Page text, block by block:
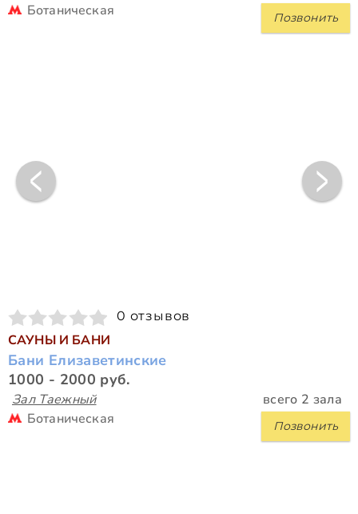
Позвонить
Ботаническая
0 отзывов
САУНЫ И БАНИ
Бани Елизаветинские
1000 - 2000 руб.
Зал Таежный всего 2 зала
Позвонить
Ботаническая